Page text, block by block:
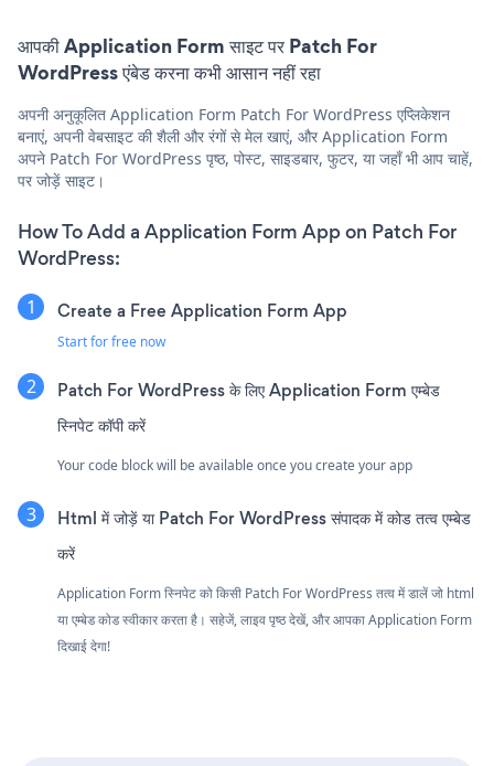
आपकी Application Form साइट पर Patch For
WordPress एंबेड करना कभी आसान नहीं रहा
अपनी अनुकूलित Application Form Patch For WordPress एप्लिकेशन
बनाएं, अपनी वेबसाइट की शैली और रंगों से मेल खाएं, और Application Form
अपने Patch For WordPress पृष्ठ, पोस्ट, साइडबार, फुटर, या जहाँ भी आप चाहें,
पर जोड़ें साइट।
How To Add a Application Form App on Patch For
WordPress:
Create a Free Application Form App
Start for free now
Patch For WordPress के लिए Application Form एम्बेड
स्निपेट कॉपी करें
Your code block will be available once you create your app
Html में जोड़ें या Patch For WordPress संपादक में कोड तत्व एम्बेड
करें
Application Form स्निपेट को किसी Patch For WordPress तत्व में डालें जो html
या एम्बेड कोड स्वीकार करता है। सहेजें, लाइव पृष्ठ देखें, और आपका Application Form
दिखाई देगा!